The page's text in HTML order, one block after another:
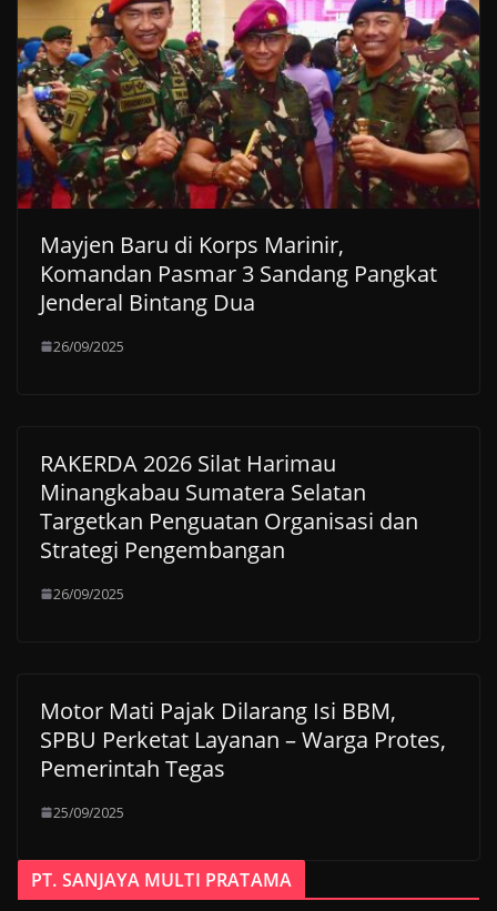
Mayjen Baru di Korps Marinir,
Komandan Pasmar 3 Sandang Pangkat
Jenderal Bintang Dua
26/09/2025
RAKERDA 2026 Silat Harimau
Minangkabau Sumatera Selatan
Targetkan Penguatan Organisasi dan
Strategi Pengembangan
26/09/2025
Motor Mati Pajak Dilarang Isi BBM,
SPBU Perketat Layanan – Warga Protes,
Pemerintah Tegas
25/09/2025
PT. SANJAYA MULTI PRATAMA